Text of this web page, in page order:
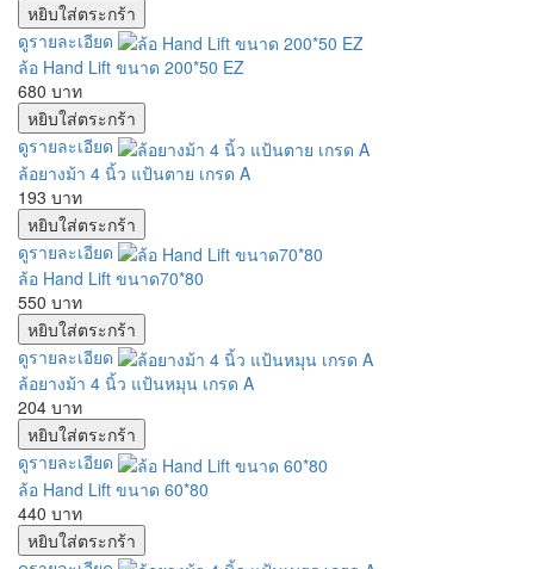
ดูรายละเอียด
ล้อ Hand Lift ขนาด 200*50 EZ
680 บาท
ดูรายละเอียด
ล้อยางม้า 4 นิ้ว แป้นตาย เกรด A
193 บาท
ดูรายละเอียด
ล้อ Hand Lift ขนาด70*80
550 บาท
ดูรายละเอียด
ล้อยางม้า 4 นิ้ว แป้นหมุน เกรด A
204 บาท
ดูรายละเอียด
ล้อ Hand Lift ขนาด 60*80
440 บาท